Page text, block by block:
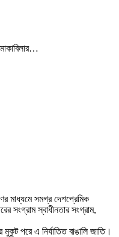
মাধ্যমে সমগ্র দেশপ্রেমিক
সংগ্রাম স্বাধীনতার সংগ্রাম,
পরে এ নির্যাতিত বাঙালি জাতি।